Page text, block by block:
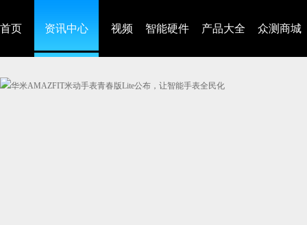
首页 资讯中心 视频 智能硬件 产品大全 众测商城